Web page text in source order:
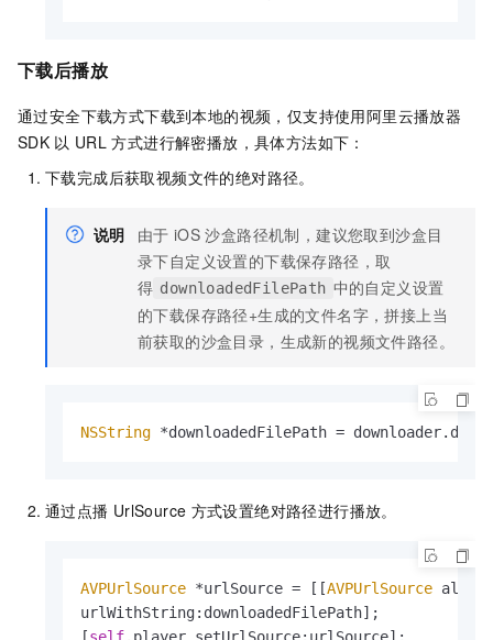
下载后播放
通过安全下载方式下载到本地的视频，仅支持使用阿里云播放器
SDK 以 URL 方式进行解密播放，具体方法如下：
下载完成后获取视频文件的绝对路径。
说明 由于 iOS 沙盒路径机制，建议您取到沙盒目
录下自定义设置的下载保存路径，取
得 downloadedFilePath 中的自定义设置
的下载保存路径+生成的文件名字，拼接上当
前获取的沙盒目录，生成新的视频文件路径。
NSString *downloadedFilePath =
通过点播 UrlSource 方式设置绝对路径进行播放。
AVPUrlSource *urlSource = [[AVPUrlSource
urlWithString:downloadedFilePath];